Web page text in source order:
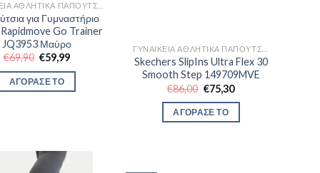
για Γυμναστήριο
Go Trainer
JQ3953 Μαύρο
€69,90 Original
price
was:
€69,90.
€59,99Η
τιμή
ΑΓΟΡΑΣΕ ΤΟ
Skechers SlipIns Ultra Flex 30
Smooth Step 149709MVE
€86,00 Original
price
was:
€86,00.
€75,30Η
ΑΓΟΡΑΣΕ ΤΟ